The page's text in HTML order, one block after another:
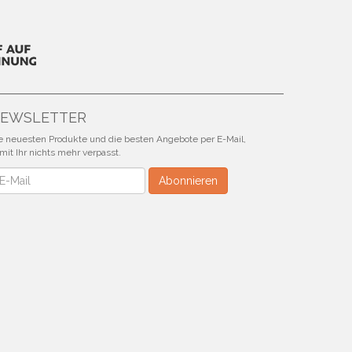
neuesten Produkte und die besten Angebote per E-Mail,
Ihr nichts mehr verpasst.
Abonnieren